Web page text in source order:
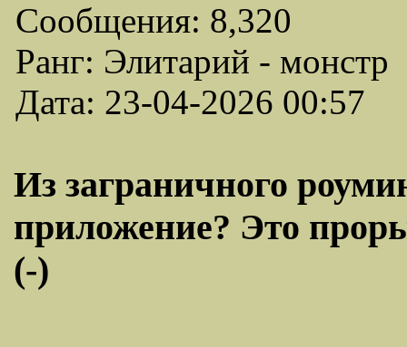
Сообщения: 8,320
Ранг: Элитарий - монстр
Дата: 23-04-2026 00:57
Из заграничного
приложение? Это
(-)